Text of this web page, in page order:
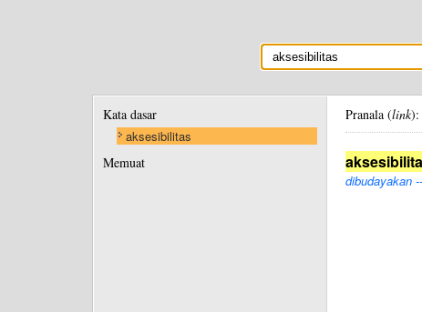
Kata dasar
aksesibilitas
Memuat
Pranala (link):
dibudayakan